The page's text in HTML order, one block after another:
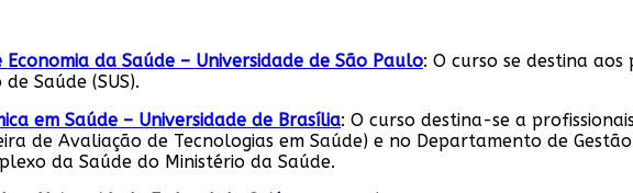
Economia da Saúde – Universidade de São Paulo: O curso se destina
Saúde (SUS).
em Saúde – Universidade de Brasília: O curso destina-se a
de Avaliação de Tecnologias em Saúde) e no Departamento de
da Saúde do Ministério da Saúde.